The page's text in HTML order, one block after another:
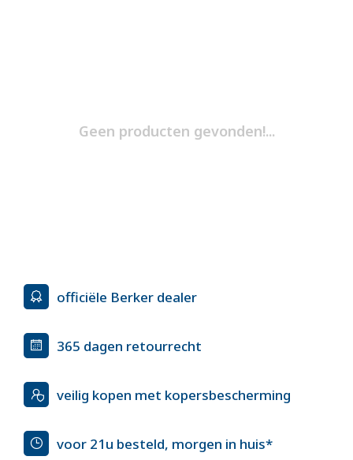
Geen producten gevonden!...
officiële Berker dealer
365 dagen retourrecht
veilig kopen met kopersbescherming
voor 21u besteld, morgen in huis*